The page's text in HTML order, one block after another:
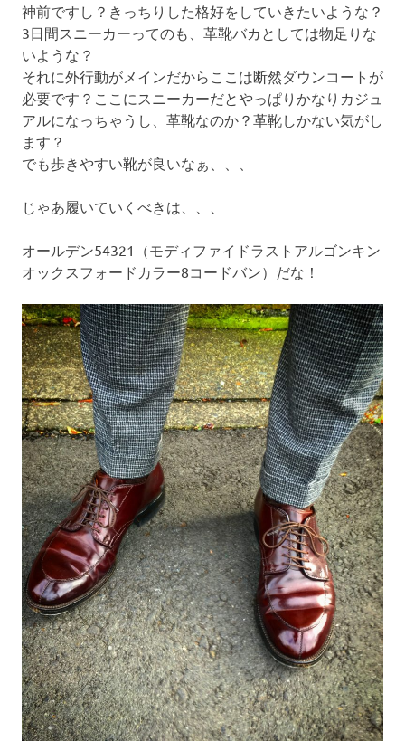
神前ですし？きっちりした格好をしていきたいような？
3日間スニーカーってのも、革靴バカとしては物足りな
いような？
それに外行動がメインだからここは断然ダウンコートが
必要です？ここにスニーカーだとやっぱりかなりカジュ
アルになっちゃうし、革靴なのか？革靴しかない気がし
ます？
でも歩きやすい靴が良いなぁ、、、
じゃあ履いていくべきは、、、
オールデン54321（モディファイドラストアルゴンキン
オックスフォードカラー8コードバン）だな！